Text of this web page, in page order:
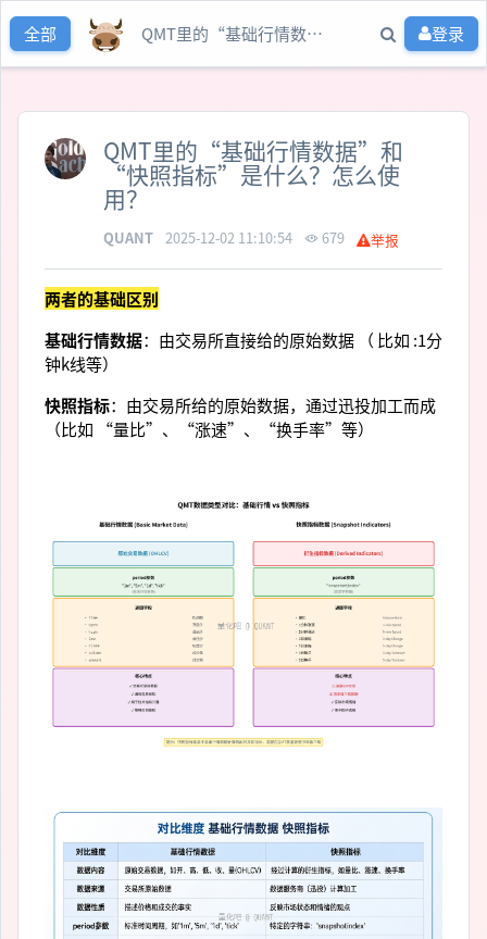
全部 QMT里的“基础行情数据”和“快照指标”是什么？怎么使用？ 登录
QMT里的“基础行情数据”和
“快照指标”是什么？怎么使
用？
QUANT 2025-12-02 11:10:54 679 举报
两者的基础区别
基础行情数据：由交易所直接给的原始数据 （ 比如 :1分
钟k线等）
快照指标：由交易所给的原始数据，通过迅投加工而成
（比如 “量比”、“涨速”、“换手率”等）